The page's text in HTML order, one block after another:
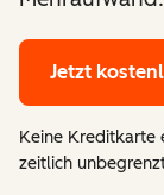
Jetzt
Keine Kreditkarte
zeitlich